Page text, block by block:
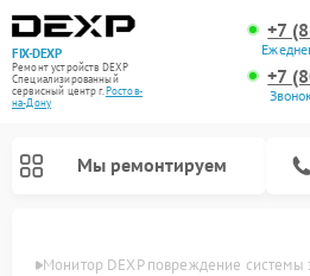
FIX-DEXP
Ремонт устройств DEXP
Специализированный
cервисный центр г.Ростов-
на-Дону
+7
+7
Мы ремонтируем
Монитор DEXP повреждение системы